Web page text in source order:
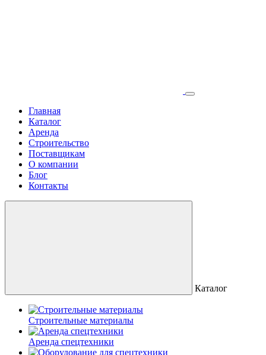
Главная
Каталог
Аренда
Строительство
Поставщикам
О компании
Блог
Контакты
Каталог
Строительные материалы
Аренда спецтехники